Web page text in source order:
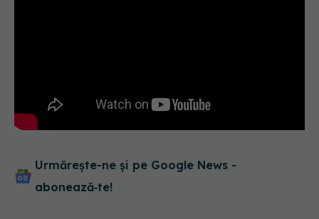
Urmărește-ne și pe Google News -
abonează‑te!